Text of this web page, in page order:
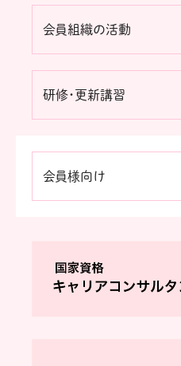
会員組織の活動
研修・更新講習
会員様向け